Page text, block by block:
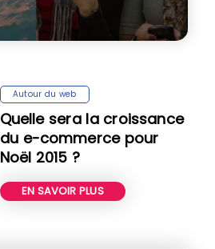
Autour du web
Quelle sera la croissance
du e-commerce pour
Noël 2015 ?
EN SAVOIR PLUS